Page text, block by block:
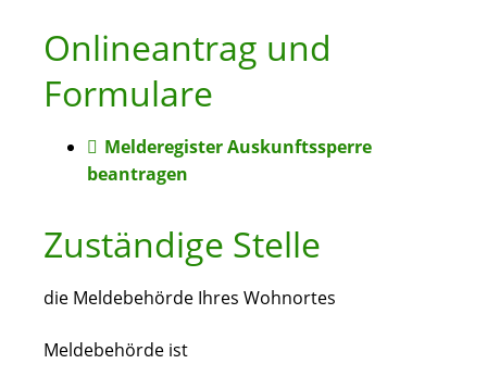
Onlineantrag und
Formulare
Melderegister Auskunftssperre
beantragen
Zuständige Stelle
die Meldebehörde Ihres Wohnortes
Meldebehörde ist